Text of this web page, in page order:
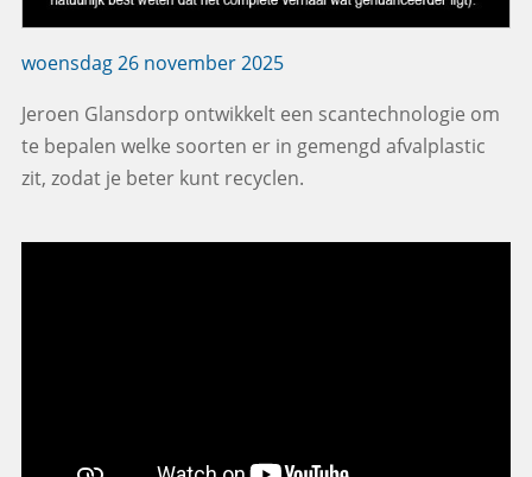
woensdag 26 november 2025
Jeroen Glansdorp ontwikkelt een scantechnologie om
te bepalen welke soorten er in gemengd afvalplastic
zit, zodat je beter kunt recyclen.